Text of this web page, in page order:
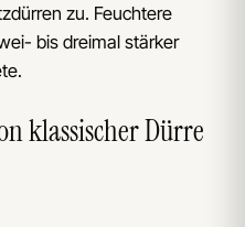
zu. Feuchtere
bis dreimal stärker
klassischer Dürre